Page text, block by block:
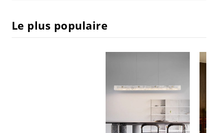
Le plus populaire